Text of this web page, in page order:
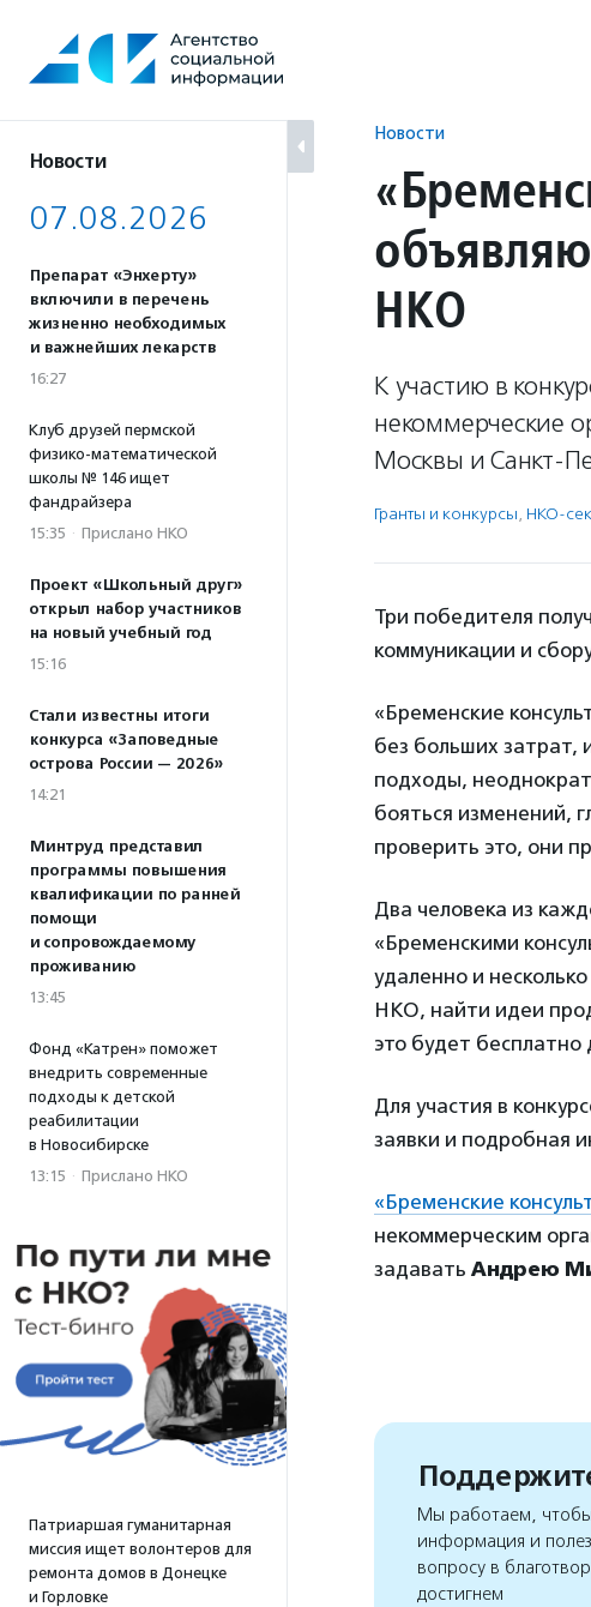
содержанию
Новости
07.08.2026
Препарат «Энхерту»
включили в перечень
жизненно необходимых
и важнейших лекарств
16:27
Клуб друзей пермской
физико-математической
школы № 146 ищет
фандрайзера
15:35 · Прислано НКО
Проект «Школьный друг»
открыл набор участников
на новый учебный год
15:16
Стали известны итоги
конкурса «Заповедные
острова России — 2026»
14:21
Минтруд представил
программы повышения
квалификации по ранней
помощи
и сопровождаемому
проживанию
13:45
Фонд «Катрен» поможет
внедрить современные
подходы к детской
реабилитации
в Новосибирске
13:15 · Прислано НКО
Патриаршая гуманитарная
миссия ищет волонтеров для
ремонта домов в Донецке
и Горловке
Новости
НКО
К участию в
некоммерческие
Москвы и Санкт-
Гранты и конкурсы, НКО-
Три победителя
коммуникации и
«Бременские
без больших затрат,
подходы,
бояться изменений,
проверить это, они
Два человека из
«Бременскими
удаленно и
НКО, найти идеи
это будет
Для участия в
заявки и подробная
«Бременские
некоммерческим
задавать Андрею
Мы работаем, чтобы
информация и
вопросу в
достигнем